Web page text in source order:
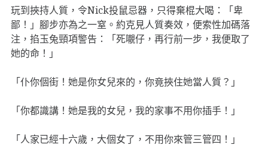
玩到挾持人質，令Nick投鼠忌器，只得棄棍大喝：「卑
鄙！」腳步亦為之一窒。約克見人質奏效，便索性加碼落
注，掐玉兔頸項警告：「死𡃁仔，再行前一步，我便取了
她的命！」
「仆你個街！她是你女兒來的，你竟挾住她當人質？」
「你都識講！她是我的女兒，我的家事不用你插手！」
「人家已經十六歲，大個女了，不用你來管三管四！」